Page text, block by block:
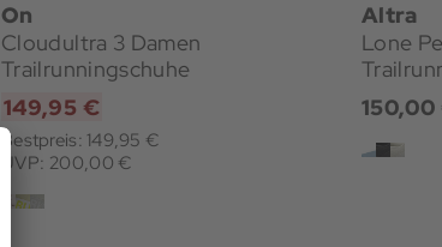
On
Cloudultra 3 Damen
Trailrunningschuhe
149,95 €
Bestpreis: 149,95 €
UVP: 200,00 €
Altra
Lone
150,00